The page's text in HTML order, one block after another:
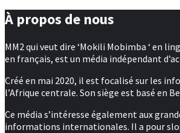
À propos de nous
MM2 qui veut dire ‘Mokili Mobimba ‘ en
en français, est un média indépendant
Créé en mai 2020, il est focalisé sur les
l’Afrique centrale. Son siège est basé en
Ce média s’intéresse également aux
informations internationales. Il a pour